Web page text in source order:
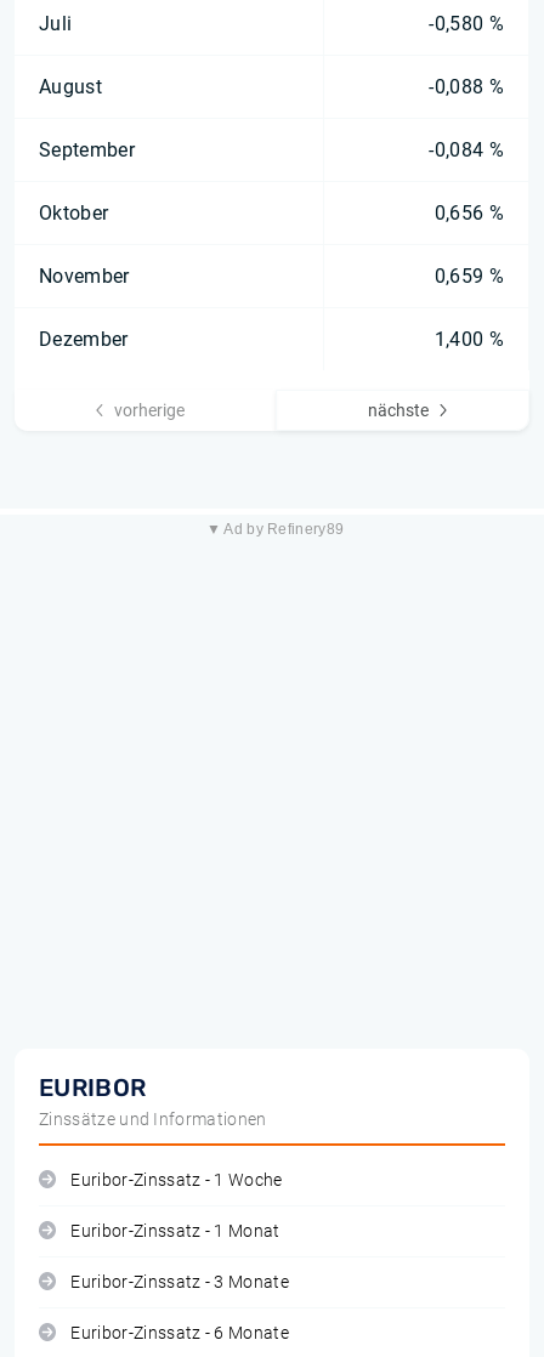
Juli -0,580 %
August -0,088 %
September -0,084 %
Oktober 0,656 %
November 0,659 %
Dezember 1,400 %
vorherige nächste
▼ Ad by Refinery89
EURIBOR
Zinssätze und Informationen
Euribor-Zinssatz - 1 Woche
Euribor-Zinssatz - 1 Monat
Euribor-Zinssatz - 3 Monate
Euribor-Zinssatz - 6 Monate